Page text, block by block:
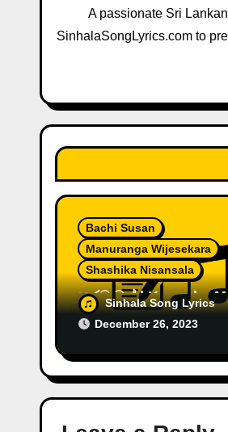
a
i
o
n
A passionate Sri
SinhalaSongLyrics.com to
Bachi Susan
Manuranga Wijesekara
Shashika Nisansala
කරඹ මල් | Karamba
by Sashika
Bachi Susan
Sinhala Song Lyrics
December 26, 2023